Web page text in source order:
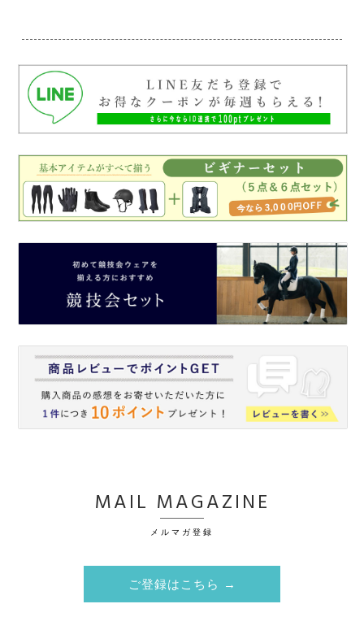
MAIL MAGAZINE
メルマガ登録
ご登録はこちら →